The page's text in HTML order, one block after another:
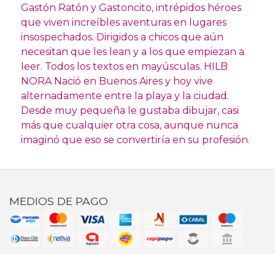
Gastón Ratón y Gastoncito, intrépidos héroes
que viven increíbles aventuras en lugares
insospechados. Dirigidos a chicos que aún
necesitan que les lean y a los que empiezan a
leer. Todos los textos en mayúsculas. HILB
NORA Nació en Buenos Aires y hoy vive
alternadamente entre la playa y la ciudad.
Desde muy pequeña le gustaba dibujar, casi
más que cualquier otra cosa, aunque nunca
imaginó que eso se convertiría en su profesión.
MEDIOS DE PAGO